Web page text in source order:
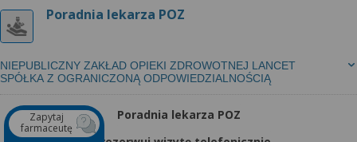
Poradnia lekarza POZ
NIEPUBLICZNY ZAKŁAD OPIEKI ZDROWOTNEJ LANCET
SPÓŁKA Z OGRANICZONĄ ODPOWIEDZIALNOŚCIĄ
Poradnia lekarza POZ
Zapytaj
farmaceutę